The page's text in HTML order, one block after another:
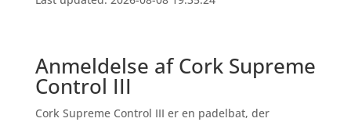
Anmeldelse af Cork Supreme
Control III
Cork Supreme Control III er en padelbat, der